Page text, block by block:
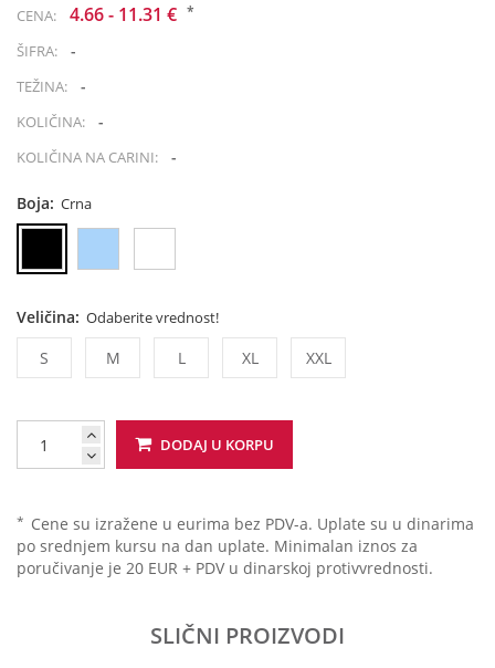
CENA: 4.66 - 11.31 € *
ŠIFRA: -
TEŽINA: -
KOLIČINA: -
KOLIČINA NA CARINI: -
Boja: Crna
Veličina: Odaberite vrednost!
S M L XL XXL
DODAJ U KORPU
* Cene su izražene u eurima bez PDV-a. Uplate su u dinarima
po srednjem kursu na dan uplate. Minimalan iznos za
poručivanje je 20 EUR + PDV u dinarskoj protivvrednosti.
SLIČNI PROIZVODI